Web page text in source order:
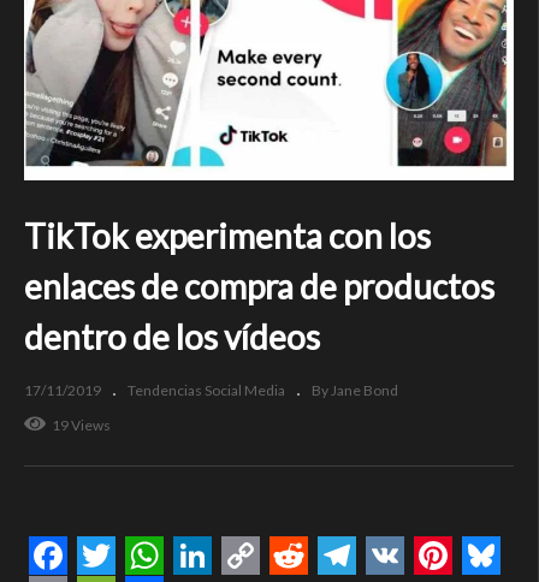
TikTok experimenta con los
enlaces de compra de productos
dentro de los vídeos
17/11/2019 Tendencias Social Media
By Jane Bond
19 Views